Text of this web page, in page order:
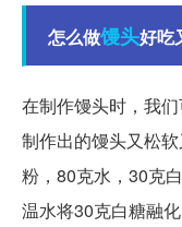
怎么做馒头好吃
在制作馒头时，我
制作出的馒头又松
粉，80克水，30克
温水将30克白糖融